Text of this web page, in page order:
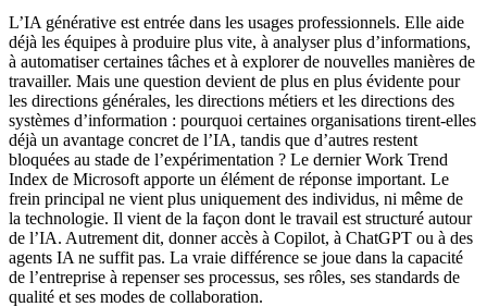
L’IA générative est entrée dans les usages professionnels. Elle aide
déjà les équipes à produire plus vite, à analyser plus d’informations,
à automatiser certaines tâches et à explorer de nouvelles manières de
travailler. Mais une question devient de plus en plus évidente pour
les directions générales, les directions métiers et les directions des
systèmes d’information : pourquoi certaines organisations tirent-elles
déjà un avantage concret de l’IA, tandis que d’autres restent
bloquées au stade de l’expérimentation ? Le dernier Work Trend
Index de Microsoft apporte un élément de réponse important. Le
frein principal ne vient plus uniquement des individus, ni même de
la technologie. Il vient de la façon dont le travail est structuré autour
de l’IA. Autrement dit, donner accès à Copilot, à ChatGPT ou à des
agents IA ne suffit pas. La vraie différence se joue dans la capacité
de l’entreprise à repenser ses processus, ses rôles, ses standards de
qualité et ses modes de collaboration.